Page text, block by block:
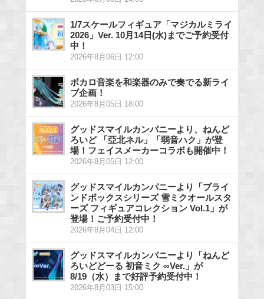
1/7スケールフィギュア「マジカルミライ
2026」Ver. 10月14日(水)までご予約受付
中！
2026年8月06日 12:00
ボカロ音楽を和楽器のみで奏でる新ライ
ブ企画！
2026年8月05日 18:00
グッドスマイルカンパニーより、ねんど
ろいど 「亞北ネル」「弱音ハク」が登
場！フェイスメーカーコラボも開催中！
2026年8月05日 12:00
グッドスマイルカンパニーより「ブライ
ンドボックスシリーズ 雪ミクオールスタ
ーズ フィギュアコレクション Vol.1」が
登場！ご予約受付中！
2026年8月04日 12:00
グッドスマイルカンパニーより「ねんど
ろいどどーる 初音ミク ∞Ver.」が
8/19（水）まで好評予約受付中！
2026年8月03日 15:00